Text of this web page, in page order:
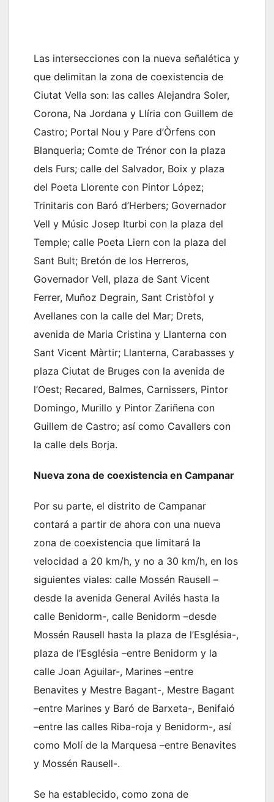
Las intersecciones con la nueva señalética y
que delimitan la zona de coexistencia de
Ciutat Vella son: las calles Alejandra Soler,
Corona, Na Jordana y Llíria con Guillem de
Castro; Portal Nou y Pare d’Òrfens con
Blanqueria; Comte de Trénor con la plaza
dels Furs; calle del Salvador, Boix y plaza
del Poeta Llorente con Pintor López;
Trinitaris con Baró d’Herbers; Governador
Vell y Músic Josep Iturbi con la plaza del
Temple; calle Poeta Liern con la plaza del
Sant Bult; Bretón de los Herreros,
Governador Vell, plaza de Sant Vicent
Ferrer, Muñoz Degrain, Sant Cristòfol y
Avellanes con la calle del Mar; Drets,
avenida de Maria Cristina y Llanterna con
Sant Vicent Màrtir; Llanterna, Carabasses y
plaza Ciutat de Bruges con la avenida de
l’Oest; Recared, Balmes, Carnissers, Pintor
Domingo, Murillo y Pintor Zariñena con
Guillem de Castro; así como Cavallers con
la calle dels Borja.
Nueva zona de coexistencia en Campanar
Por su parte, el distrito de Campanar
contará a partir de ahora con una nueva
zona de coexistencia que limitará la
velocidad a 20 km/h, y no a 30 km/h, en los
siguientes viales: calle Mossén Rausell –
desde la avenida General Avilés hasta la
calle Benidorm-, calle Benidorm –desde
Mossén Rausell hasta la plaza de l’Església-,
plaza de l’Església –entre Benidorm y la
calle Joan Aguilar-, Marines –entre
Benavites y Mestre Bagant-, Mestre Bagant
–entre Marines y Baró de Barxeta-, Benifaió
–entre las calles Riba-roja y Benidorm-, así
como Molí de la Marquesa –entre Benavites
y Mossén Rausell-.
Se ha establecido, como zona de